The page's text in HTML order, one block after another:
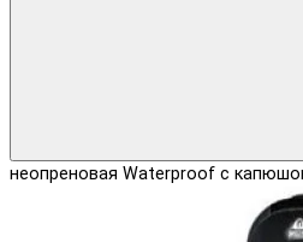
неопреновая Waterproof с